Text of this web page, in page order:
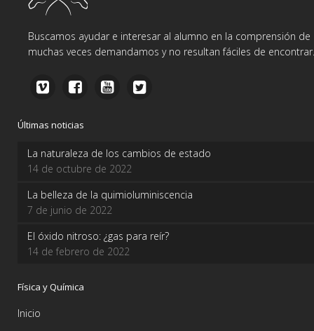
Buscamos ayudar e interesar al alumno en la comprensión
muchas veces demandamos y no resultan fáciles de encontrar.
Últimas noticias
La naturaleza de los cambios de estado
14 de octubre de 2022
La belleza de la quimioluminiscencia
7 de junio de 2022
El óxido nitroso: ¿gas para reír?
14 de febrero de 2022
Física y Química
Inicio